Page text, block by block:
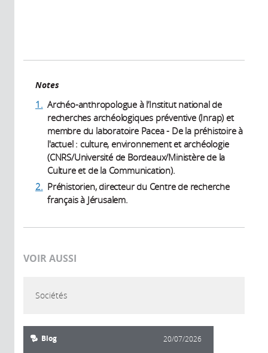
Notes
1. Archéo-anthropologue à l’Institut national de
recherches archéologiques préventive (Inrap) et
membre du laboratoire Pacea - De la préhistoire à
l'actuel : culture, environnement et archéologie
(CNRS/Université de Bordeaux/Ministère de la
Culture et de la Communication).
2. Préhistorien, directeur du Centre de recherche
français à Jérusalem.
VOIR AUSSI
Sociétés
Blog 20/07/2026